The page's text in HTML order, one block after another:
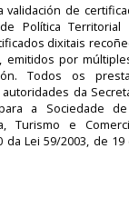
validación de
Política Territorial
dixitais
emitidos por
Todos os
da
a Sociedade
Turismo e
Lei 59/2003, de